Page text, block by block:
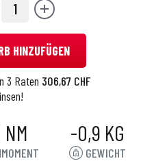
1
HINZUFÜGEN
3 Raten 306,67 CHF
-0,9 KG
GEWICHT